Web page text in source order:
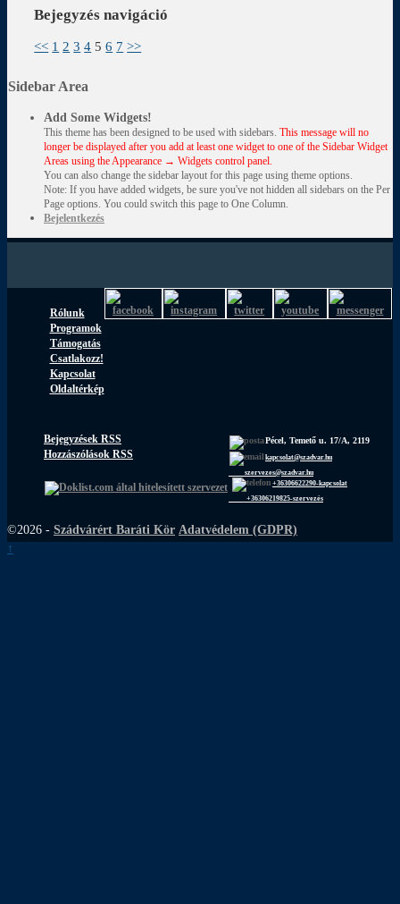
Bejegyzés navigáció
<< 1 2 3 4 5 6 7 >>
Sidebar Area
Add Some Widgets!
This theme has been designed to be used with sidebars. This message will no
longer be displayed after you add at least one widget to one of the Sidebar Widget
Areas using the Appearance → Widgets control panel.
You can also change the sidebar layout for this page using theme options.
Note: If you have added widgets, be sure you've not hidden all sidebars on the Per
Page options. You could switch this page to One Column.
Bejelentkezés
Rólunk
Programok
Támogatás
Csatlakozz!
Kapcsolat
Oldaltérkép
Bejegyzések RSS
Hozzászólások RSS
Pécel, Temető u. 17/A, 2119
kapcsolat@szadvar.hu
szervezes@szadvar.hu
+36306622290-kapcsolat
+36306219825-szervezés
©2026 - Szádvárért Baráti Kör Adatvédelem (GDPR)
↑